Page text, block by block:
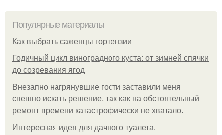
Популярные материалы
Как выбрать саженцы гортензии
Годичный цикл виноградного куста: от зимней спячки
до созревания ягод
Внезапно нагрянувшие гости заставили меня
спешно искать решение, так как на обстоятельный
ремонт времени катастрофически не хватало.
Интересная идея для дачного туалета.